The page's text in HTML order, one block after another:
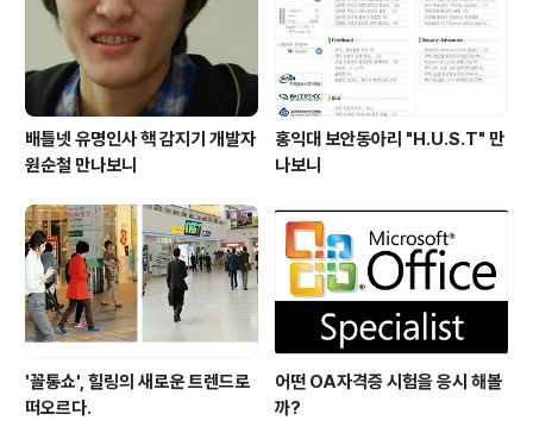
배틀넷 유명인사 핵 감지기 개발자
원순철 만나보니
홍익대 보안동아리 "H.U.S.T" 만
나보니
'꼴통쇼', 힐링의 새로운 트렌드로
떠오르다.
어떤 OA자격증 시험을 응시 해볼
까?